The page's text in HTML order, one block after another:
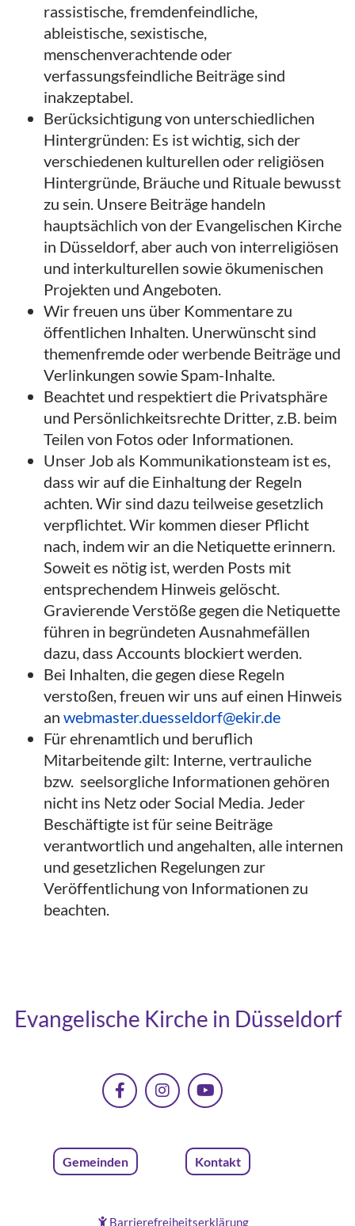
rassistische, fremdenfeindliche,
ableistische, sexistische,
menschenverachtende oder
verfassungsfeindliche Beiträge sind
inakzeptabel.
Berücksichtigung von unterschiedlichen
Hintergründen: Es ist wichtig, sich der
verschiedenen kulturellen oder religiösen
Hintergründe, Bräuche und Rituale bewusst
zu sein. Unsere Beiträge handeln
hauptsächlich von der Evangelischen Kirche
in Düsseldorf, aber auch von interreligiösen
und interkulturellen sowie ökumenischen
Projekten und Angeboten.
Wir freuen uns über Kommentare zu
öffentlichen Inhalten. Unerwünscht sind
themenfremde oder werbende Beiträge und
Verlinkungen sowie Spam-Inhalte.
Beachtet und respektiert die Privatsphäre
und Persönlichkeitsrechte Dritter, z.B. beim
Teilen von Fotos oder Informationen.
Unser Job als Kommunikationsteam ist es,
dass wir auf die Einhaltung der Regeln
achten. Wir sind dazu teilweise gesetzlich
verpflichtet. Wir kommen dieser Pflicht
nach, indem wir an die Netiquette erinnern.
Soweit es nötig ist, werden Posts mit
entsprechendem Hinweis gelöscht.
Gravierende Verstöße gegen die Netiquette
führen in begründeten Ausnahmefällen
dazu, dass Accounts blockiert werden.
Bei Inhalten, die gegen diese Regeln
verstoßen, freuen wir uns auf einen Hinweis
an webmaster.duesseldorf@ekir.de
Für ehrenamtlich und beruflich
Mitarbeitende gilt: Interne, vertrauliche
bzw. seelsorgliche Informationen gehören
nicht ins Netz oder Social Media. Jeder
Beschäftigte ist für seine Beiträge
verantwortlich und angehalten, alle internen
und gesetzlichen Regelungen zur
Veröffentlichung von Informationen zu
beachten.
Evangelische Kirche in Düsseldorf
Gemeinden Kontakt
 Barrierefreiheitserklärung